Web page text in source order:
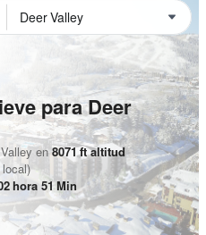
para Deer
en 8071ftaltitud
local)
hora51Min